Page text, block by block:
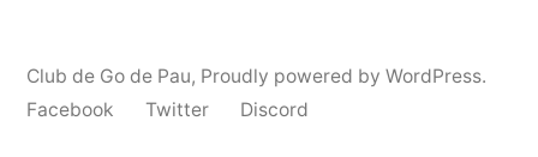
Club de Go de Pau, Proudly powered by WordPress.
Facebook
Twitter Discord